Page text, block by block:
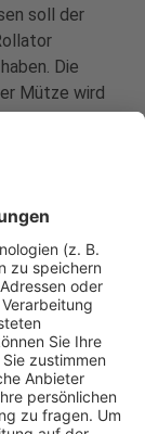
soll der
Die
Mütze wird
eines Kiosks
und lotste
am
er dort
eine
Auch ein
Polizei